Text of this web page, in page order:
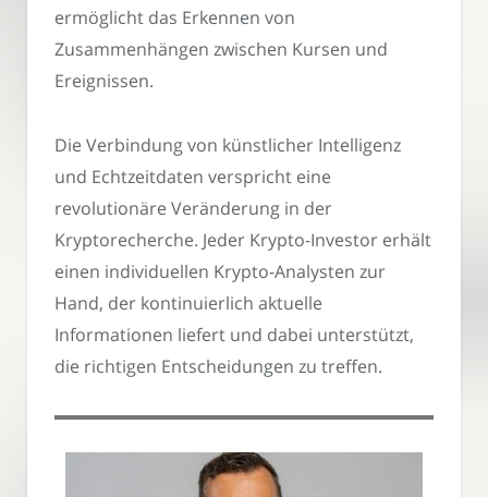
ermöglicht das Erkennen von
Zusammenhängen zwischen Kursen und
Ereignissen.
Die Verbindung von künstlicher Intelligenz
und Echtzeitdaten verspricht eine
revolutionäre Veränderung in der
Kryptorecherche. Jeder Krypto-Investor erhält
einen individuellen Krypto-Analysten zur
Hand, der kontinuierlich aktuelle
Informationen liefert und dabei unterstützt,
die richtigen Entscheidungen zu treffen.